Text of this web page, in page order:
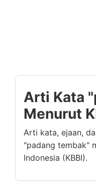
Arti Kata
Menurut
Arti kata, ejaan,
"padang tembak"
Indonesia (KBBI).